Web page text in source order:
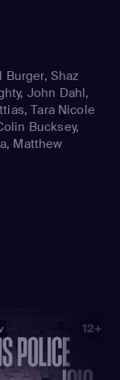
Shaz
John Dahl,
Tara Nicole
Bucksey,
Matthew
12+